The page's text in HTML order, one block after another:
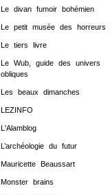
Le divan fumoir bohémien
Le petit musée des horreurs
Le tiers livre
Le Wub, guide des univers
obliques
Les beaux dimanches
LEZINFO
L'Alamblog
L’archéologie du futur
Mauricette Beaussart
Monster brains